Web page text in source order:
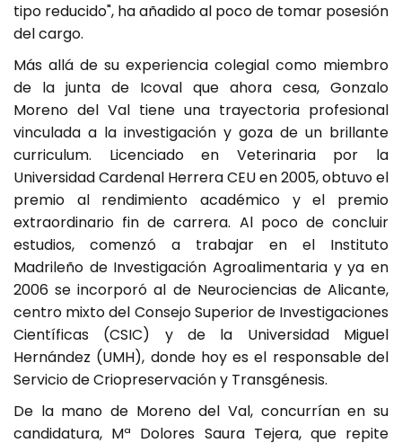
tipo reducido", ha añadido al poco de tomar posesión
del cargo.
Más allá de su experiencia colegial como miembro
de la junta de Icoval que ahora cesa, Gonzalo
Moreno del Val tiene una trayectoria profesional
vinculada a la investigación y goza de un brillante
curriculum. Licenciado en Veterinaria por la
Universidad Cardenal Herrera CEU en 2005, obtuvo el
premio al rendimiento académico y el premio
extraordinario fin de carrera. Al poco de concluir
estudios, comenzó a trabajar en el Instituto
Madrileño de Investigación Agroalimentaria y ya en
2006 se incorporó al de Neurociencias de Alicante,
centro mixto del Consejo Superior de Investigaciones
Científicas (CSIC) y de la Universidad Miguel
Hernández (UMH), donde hoy es el responsable del
Servicio de Criopreservación y Transgénesis.
De la mano de Moreno del Val, concurrían en su
candidatura, Mª Dolores Saura Tejera, que repite